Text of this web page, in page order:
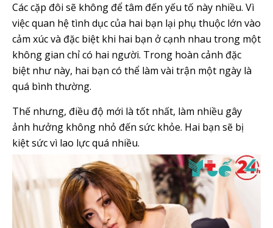
Các cặp đôi sẽ không để tâm đến yếu tố này nhiều. Vì
việc quan hệ tình dục của hai bạn lại phụ thuộc lớn vào
cảm xúc và đặc biệt khi hai bạn ở cạnh nhau trong một
không gian chỉ có hai người. Trong hoàn cảnh đặc
biệt như này, hai bạn có thể làm vài trận một ngày là
quá bình thường.
Thế nhưng, điều độ mới là tốt nhất, làm nhiều gây
ảnh hưởng không nhỏ đến sức khỏe. Hai bạn sẽ bị
kiệt sức vì lao lực quá nhiều.